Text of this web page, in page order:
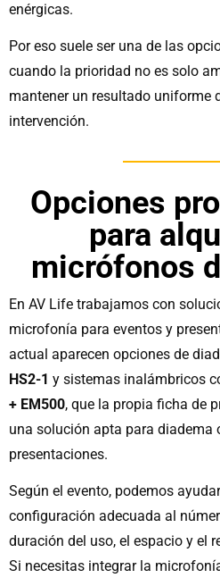
enérgicas.
Por eso suele ser una de las
cuando la prioridad no es solo
mantener un resultado uniforme
intervención.
Opciones
para
micrófonos
En AV Life trabajamos con
microfonía para eventos y
actual aparecen opciones de
HS2-1 y sistemas inalámbricos
+ EM500, que la propia ficha de
una solución apta para diadema
presentaciones.
Según el evento, podemos
configuración adecuada al
duración del uso, el espacio y el
Si necesitas integrar la